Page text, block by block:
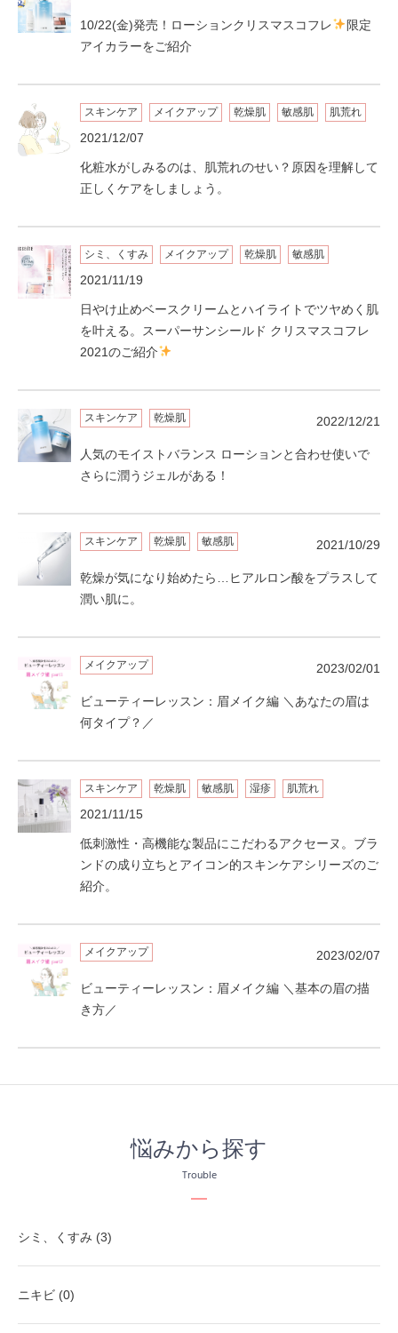
10/22(金)発売！ローションクリスマスコフレ
限定
アイカラーをご紹介
スキンケア メイクアップ 乾燥肌 敏感肌 肌荒れ
2021/12/07
化粧水がしみるのは、肌荒れのせい？原因を理解して
正しくケアをしましょう。
シミ、くすみ メイクアップ 乾燥肌 敏感肌
2021/11/19
日やけ止めベースクリームとハイライトでツヤめく肌
を叶える。スーパーサンシールド クリスマスコフレ
2021のご紹介
スキンケア 乾燥肌 2022/12/21
人気のモイストバランス ローションと合わせ使いで
さらに潤うジェルがある！
スキンケア 乾燥肌 敏感肌 2021/10/29
乾燥が気になり始めたら…ヒアルロン酸をプラスして
潤い肌に。
メイクアップ 2023/02/01
ビューティーレッスン：眉メイク編 ＼あなたの眉は
何タイプ？／
スキンケア 乾燥肌 敏感肌 湿疹 肌荒れ
2021/11/15
低刺激性・高機能な製品にこだわるアクセーヌ。ブラ
ンドの成り立ちとアイコン的スキンケアシリーズのご
紹介。
メイクアップ 2023/02/07
ビューティーレッスン：眉メイク編 ＼基本の眉の描
き方／
悩みから探す
Trouble
シミ、くすみ (3)
ニキビ (0)